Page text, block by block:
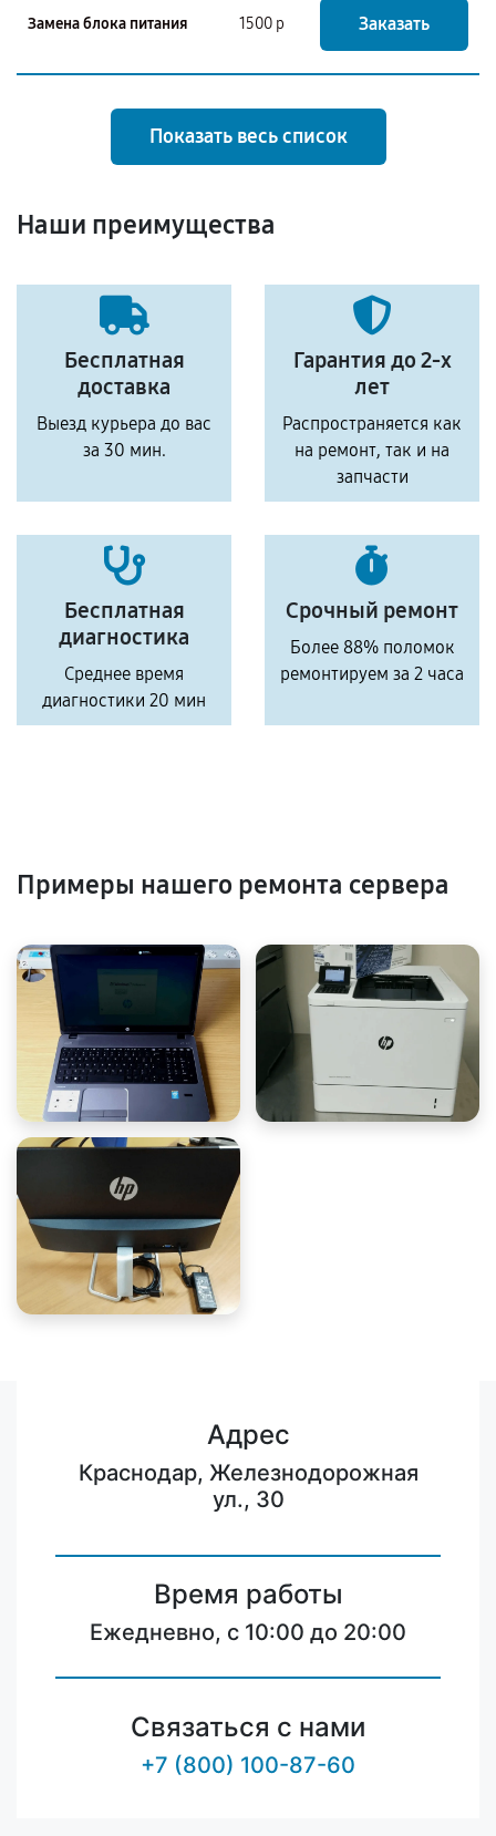
Замена блока питания 1500 р Заказать
Показать весь список
Наши преимущества
Бесплатная
доставка
Выезд курьера до вас
за 30 мин.
Гарантия до 2-х
лет
Распространяется как
на ремонт, так и на
запчасти
Бесплатная
диагностика
Среднее время
диагностики 20 мин
Срочный ремонт
Более 88% поломок
ремонтируем за 2 часа
Примеры нашего ремонта сервера
Адрес
Краснодар, Железнодорожная
ул., 30
Время работы
Ежедневно, с 10:00 до 20:00
Связаться с нами
+7 (800) 100-87-60